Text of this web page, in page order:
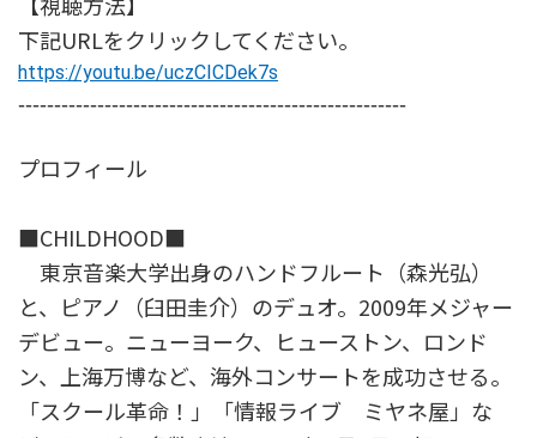
下記URLをクリックしてください。
https://youtu.be/uczCICDek7s
------------------------------------------------------
プロフィール
■CHILDHOOD■
東京音楽大学出身のハンドフルート（森光弘）
と、ピアノ（臼田圭介）のデュオ。2009年メジャー
デビュー。ニューヨーク、ヒューストン、ロンド
ン、上海万博など、海外コンサートを成功させる。
「スクール革命！」「情報ライブ ミヤネ屋」な